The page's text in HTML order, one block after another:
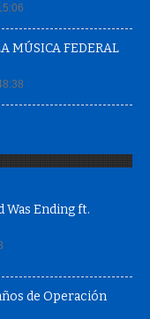
MÚSICA FEDERAL
Was Ending ft.
de Operación